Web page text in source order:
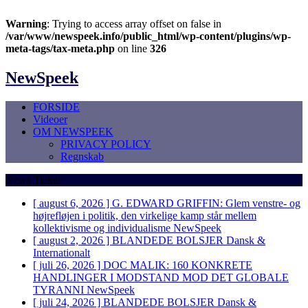
Warning: Trying to access array offset on false in
/var/www/newspeek.info/public_html/wp-content/plugins/wp-
meta-tags/tax-meta.php on line 326
NewSpeek
FORSIDE
Videoer
OM NEWSPEEK
PRIVACY POLICY
Regnskab
News Ticker
[ august 6, 2026 ] G. EDWARD GRIFFIN: Glem venstre- og
højrefløjen i politik, den virkelige kamp står mellem
kollektivisme og individualisme NewSpeek
[ august 2, 2026 ] BLANDEDE BOLSJER Dansk &
Internationalt
[ juli 26, 2026 ] DOC MALIK: 160 KONKRETE
HANDLINGER I MODSTAND MOD DET GLOBALE
TYRANNI NewSpeek
[ juli 24, 2026 ] BLANDEDE BOLSJER Dansk &